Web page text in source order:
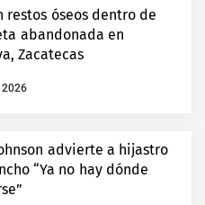
restos óseos dentro de
abandonada en
Zacatecas
2026
advierte a hijastro
“Ya no hay dónde